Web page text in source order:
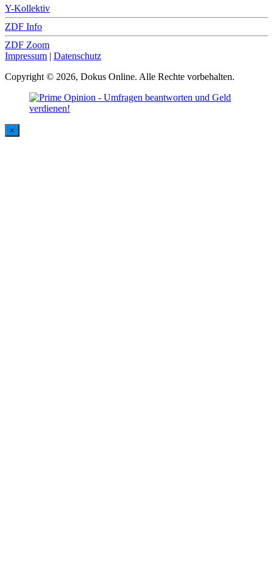
Y-Kollektiv
ZDF Info
ZDF Zoom
Impressum | Datenschutz
Copyright © 2026, Dokus Online. Alle Rechte vorbehalten.
×